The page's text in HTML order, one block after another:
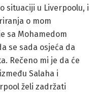
situaciji u Liverpoolu, i
o mom
sa Mohamedom
se sada osjeća da
Rečeno mi je da će
Salaha i
želi zadržati